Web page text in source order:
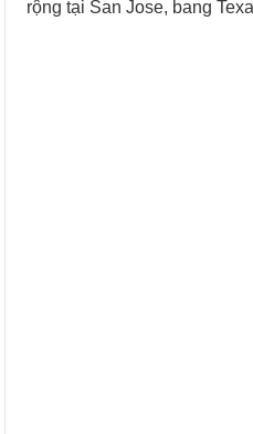
rộng tại San Jose, bang